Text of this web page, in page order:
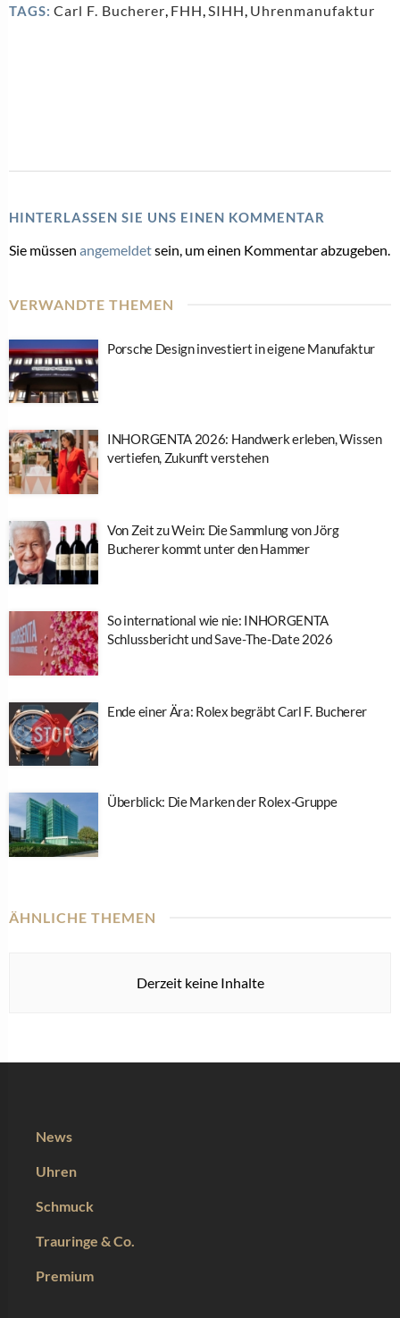
TAGS: Carl F. Bucherer, FHH,SIHH, Uhrenmanufaktur
HINTERLASSEN SIE UNS EINEN KOMMENTAR
Sie müssen angemeldetsein, um einen Kommentar abzugeben.
VERWANDTE THEMEN
Porsche Design investiert in eigene Manufaktur
INHORGENTA 2026: Handwerk erleben, Wissen
vertiefen, Zukunft verstehen
Von Zeit zu Wein: Die Sammlung von Jörg
Bucherer kommt unter den Hammer
So international wie nie: INHORGENTA
Schlussbericht und Save-The-Date 2026
Ende einer Ära: Rolex begräbt Carl F. Bucherer
Überblick: Die Marken der Rolex-Gruppe
ÄHNLICHE THEMEN
Derzeit keine Inhalte
News
Uhren
Schmuck
Trauringe & Co.
Premium